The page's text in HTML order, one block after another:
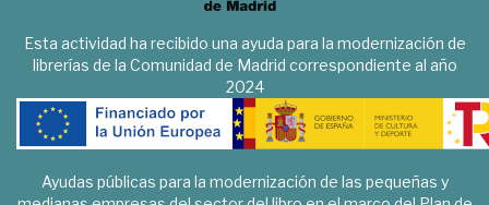
Esta actividad ha recibido una ayuda para la modernización de
librerías de la Comunidad de Madrid correspondiente al año
2024
Ayudas públicas para la modernización de las pequeñas y